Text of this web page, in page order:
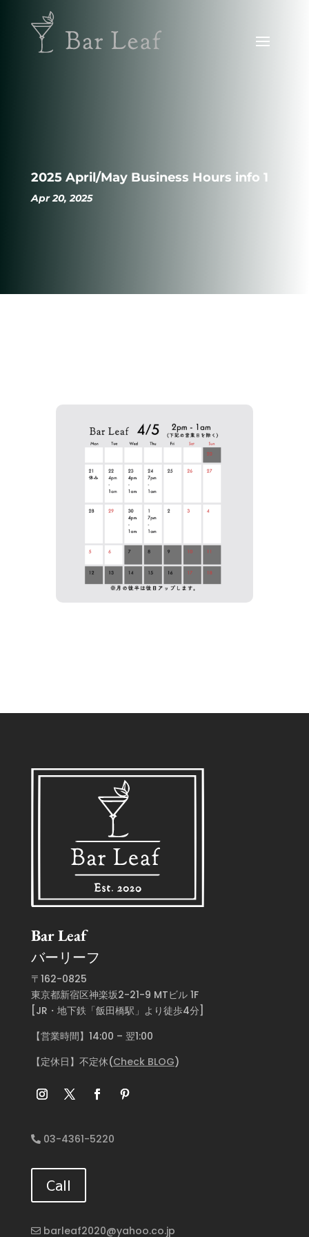
2025 April/May Business Hours info 1
Apr 20, 2025
Bar Leaf
バーリーフ
〒162-0825
東京都新宿区神楽坂2-21-9 MTビル 1F
[JR・地下鉄「飯田橋駅」より徒歩4分]
【営業時間】14:00 – 翌1:00
【定休日】不定休(Check BLOG)
03-4361-5220
Call
barleaf2020@yahoo.co.jp